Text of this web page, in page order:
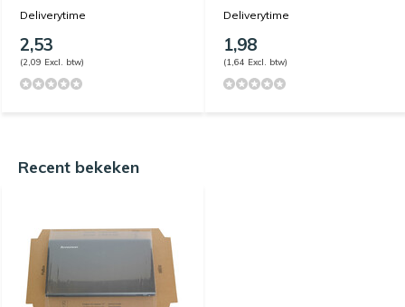
Deliverytime
2,53
(2,09 Excl. btw)
Deliverytime
1,98
(1,64 Excl. btw)
Recent bekeken